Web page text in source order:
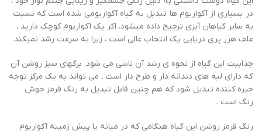
در بسیاری از آکواریوم ها تبدیل به گیاه آکواریومی شده است که نسبت
به سایر گیاهان آبزی ترجیح داده میشود. اگر یک آکواریوم کوچک دارید ،
علف هرز پری دریایی یک انتخاب عالی است ، زیرا به سرعت رشد نمیکند.
جذابیت این گیاه از نحوه ی رشد آن ناشی می شود. برگهای سبز روشن آن
که دارای لبه های دندانه دار و طرح دار است ، می تواند به یک مرکز توجه
خیره کننده تبدیل شود که هم چنین قابل تبدیل به رنگ قرمز خوش
رنگ است .
رنگ قرمز روشن این گیاه هنگامی که در میانه یا پیش زمینه آکواریوم